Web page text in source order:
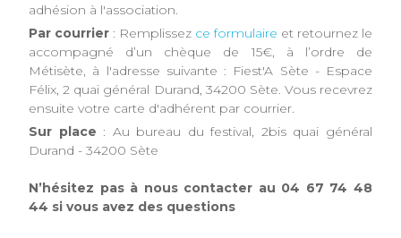
adhésion à l'association.
Par courrier : Remplissez ce formulaire et retournez le
accompagné d’un chèque de 15€, à l’ordre de
Métisète, à l'adresse suivante : Fiest'A Sète - Espace
Félix, 2 quai général Durand, 34200 Sète. Vous recevrez
ensuite votre carte d'adhérent par courrier.
Sur place : Au bureau du festival, 2bis quai général
Durand - 34200 Sète
N’hésitez pas à nous contacter au 04 67 74 48
44 si vous avez des questions